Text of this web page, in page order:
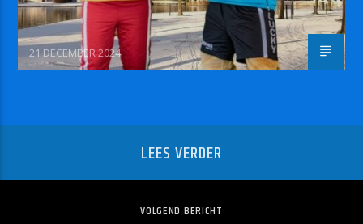
21 DECEMBER 2024
LEES VERDER
VOLGEND BERICHT